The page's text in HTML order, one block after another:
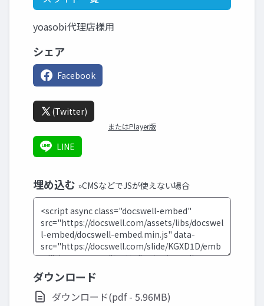
yoasobi代理店様用
シェア
Facebook
(Twitter)
またはPlayer版
LINE
埋め込む »CMSなどでJSが使えない場合
ダウンロード
ダウンロード(pdf - 5.96MB)